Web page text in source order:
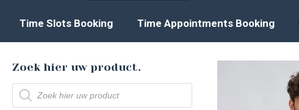
Time Slots Booking Time Appointments Booking
Zoek hier uw product.
Producten
zoeken